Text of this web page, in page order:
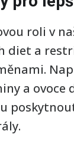
roli v
diet a
a ovoce